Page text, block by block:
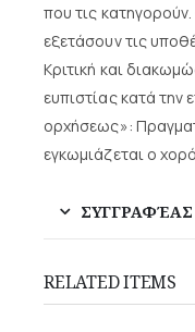
που τις
εξετάσουν τις
Κριτική και
ευπιστίας κατά την
ορχήσεως»:
εγκωμιάζεται ο
ΣΥΓΓΡΑΦΈΑΣ
RELATED ITEMS